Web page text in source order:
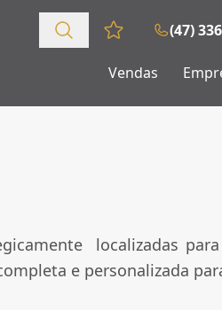
Favoritos (0
(47)
Vendas
localizadas
e personalizada